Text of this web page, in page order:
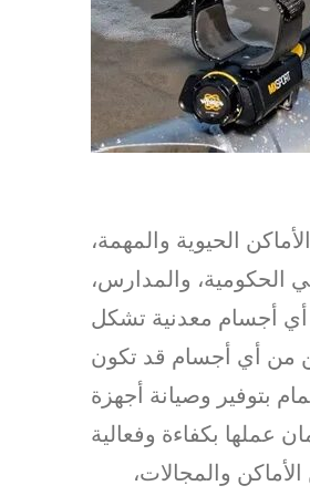
الحيوية والمهمة،
الحكومية، والمدارس،
أجسام معدنية تشكل
من أي أجسام قد تكون
بتوفير وصيانة أجهزة
والمجالات،